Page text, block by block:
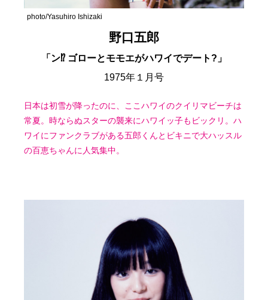
photo/Yasuhiro Ishizaki
野口五郎
「ン⁉ ゴローとモモエがハワイでデート?」
1975年１月号
日本は初雪が降ったのに、ここハワイのクイリマビーチは
常夏。時ならぬスターの襲来にハワイッ子もビックリ。ハ
ワイにファンクラブがある五郎くんとビキニで大ハッスル
の百恵ちゃんに人気集中。